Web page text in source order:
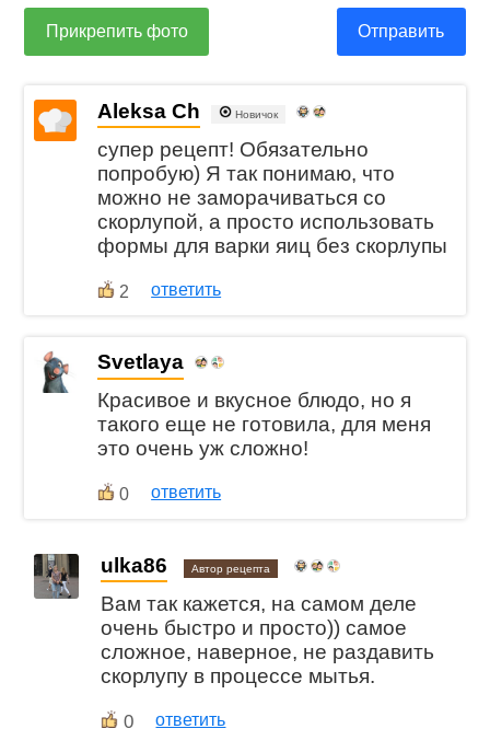
Прикрепить фото Отправить
Aleksa Ch Новичок
супер рецепт! Обязательно
попробую) Я так понимаю, что
можно не заморачиваться со
скорлупой, а просто использовать
формы для варки яиц без скорлупы
2 ответить
Svetlaya
Красивое и вкусное блюдо, но я
такого еще не готовила, для меня
это очень уж сложно!
0 ответить
ulka86 Автор рецепта
Вам так кажется, на самом деле
очень быстро и просто)) самое
сложное, наверное, не раздавить
скорлупу в процессе мытья.
0 ответить